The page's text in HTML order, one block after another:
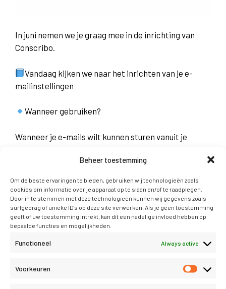
Beheer toestemming
Om de beste ervaringen te bieden, gebruiken wij technologieën zoals
cookies om informatie over je apparaat op te slaan en/of te raadplegen.
Door in te stemmen met deze technologieën kunnen wij gegevens zoals
surfgedrag of unieke ID's op deze site verwerken. Als je geen toestemming
geeft of uw toestemming intrekt, kan dit een nadelige invloed hebben op
bepaalde functies en mogelijkheden.
Functioneel Always active
Voorkeuren
In juni nemen we je graag mee in de inrichting van
Conscribo.
Vandaag kijken we naar het inrichten van je e-
mailinstellingen
Wanneer gebruiken?
Wanneer je e-mails wilt kunnen sturen vanuit je
het evenementen inschrijfsysteem.
Voorbeeld?
Je hebt al een e-mailadres met een eigen domein
vanuit je domeinbeheerder, en wil deze ook gebruiken